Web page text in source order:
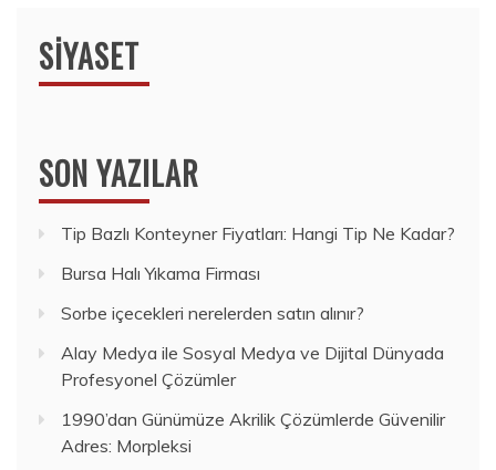
SIYASET
SON YAZILAR
Tip Bazlı Konteyner Fiyatları: Hangi Tip Ne Kadar?
Bursa Halı Yıkama Firması
Sorbe içecekleri nerelerden satın alınır?
Alay Medya ile Sosyal Medya ve Dijital Dünyada
Profesyonel Çözümler
1990’dan Günümüze Akrilik Çözümlerde Güvenilir
Adres: Morpleksi